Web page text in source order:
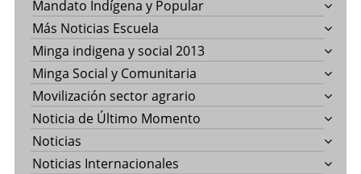
Mandato Indígena y Popular
Más Noticias Escuela
Minga indigena y social 2013
Minga Social y Comunitaria
Movilización sector agrario
Noticia de Último Momento
Noticias
Noticias Internacionales